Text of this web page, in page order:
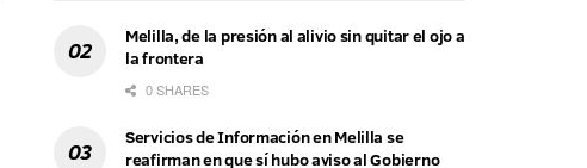
Melilla, de la presión al alivio sin quitar el ojo a
la frontera
0 SHARES
Servicios de Información en Melilla se
reafirman en que sí hubo aviso al Gobierno